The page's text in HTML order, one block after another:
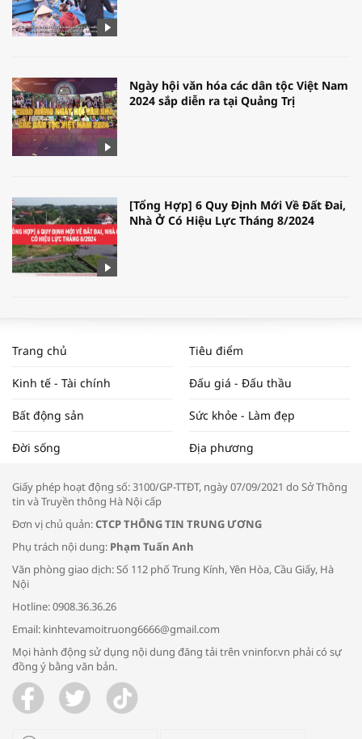
Ngày hội văn hóa các dân tộc Việt Nam
2024 sắp diễn ra tại Quảng Trị
[Tổng Hợp] 6 Quy Định Mới Về Đất Đai,
Nhà Ở Có Hiệu Lực Tháng 8/2024
NAM NĂM 2024 VÀ NĂM 2025 | NHỊP
ĐẬP THỊ TRƯỜNG #62
Tọa đàm “Xúc tiến thương mại: Khơi
Bác sĩ tư vấn cách phòng tránh bệnh
đường hô hấp trong thời tiết giao mùa
Trao yêu thương cho em
Trang chủ Tiêu điểm
Kinh tế - Tài chính Đấu giá - Đấu thầu
Bất động sản Sức khỏe - Làm đẹp
Đời sống Địa phương
Giấy phép hoạt động số: 3100/GP-TTĐT, ngày 07/09/2021 do Sở Thông
tin và Truyền thông Hà Nội cấp
Đơn vị chủ quản:CTCP THÔNG TIN TRUNG ƯƠNG
Phụ trách nội dung: Phạm Tuấn Anh
Văn phòng giao dịch: Số 112 phố Trung Kính, Yên Hòa, Cầu Giấy, Hà
Nội
Hotline: 0908.36.36.26
Email: kinhtevamoitruong6666@gmail.com
Mọi hành động sử dụng nội dung đăng tải trên vninfor.vn phải có sự
đồng ý bằng văn bản.